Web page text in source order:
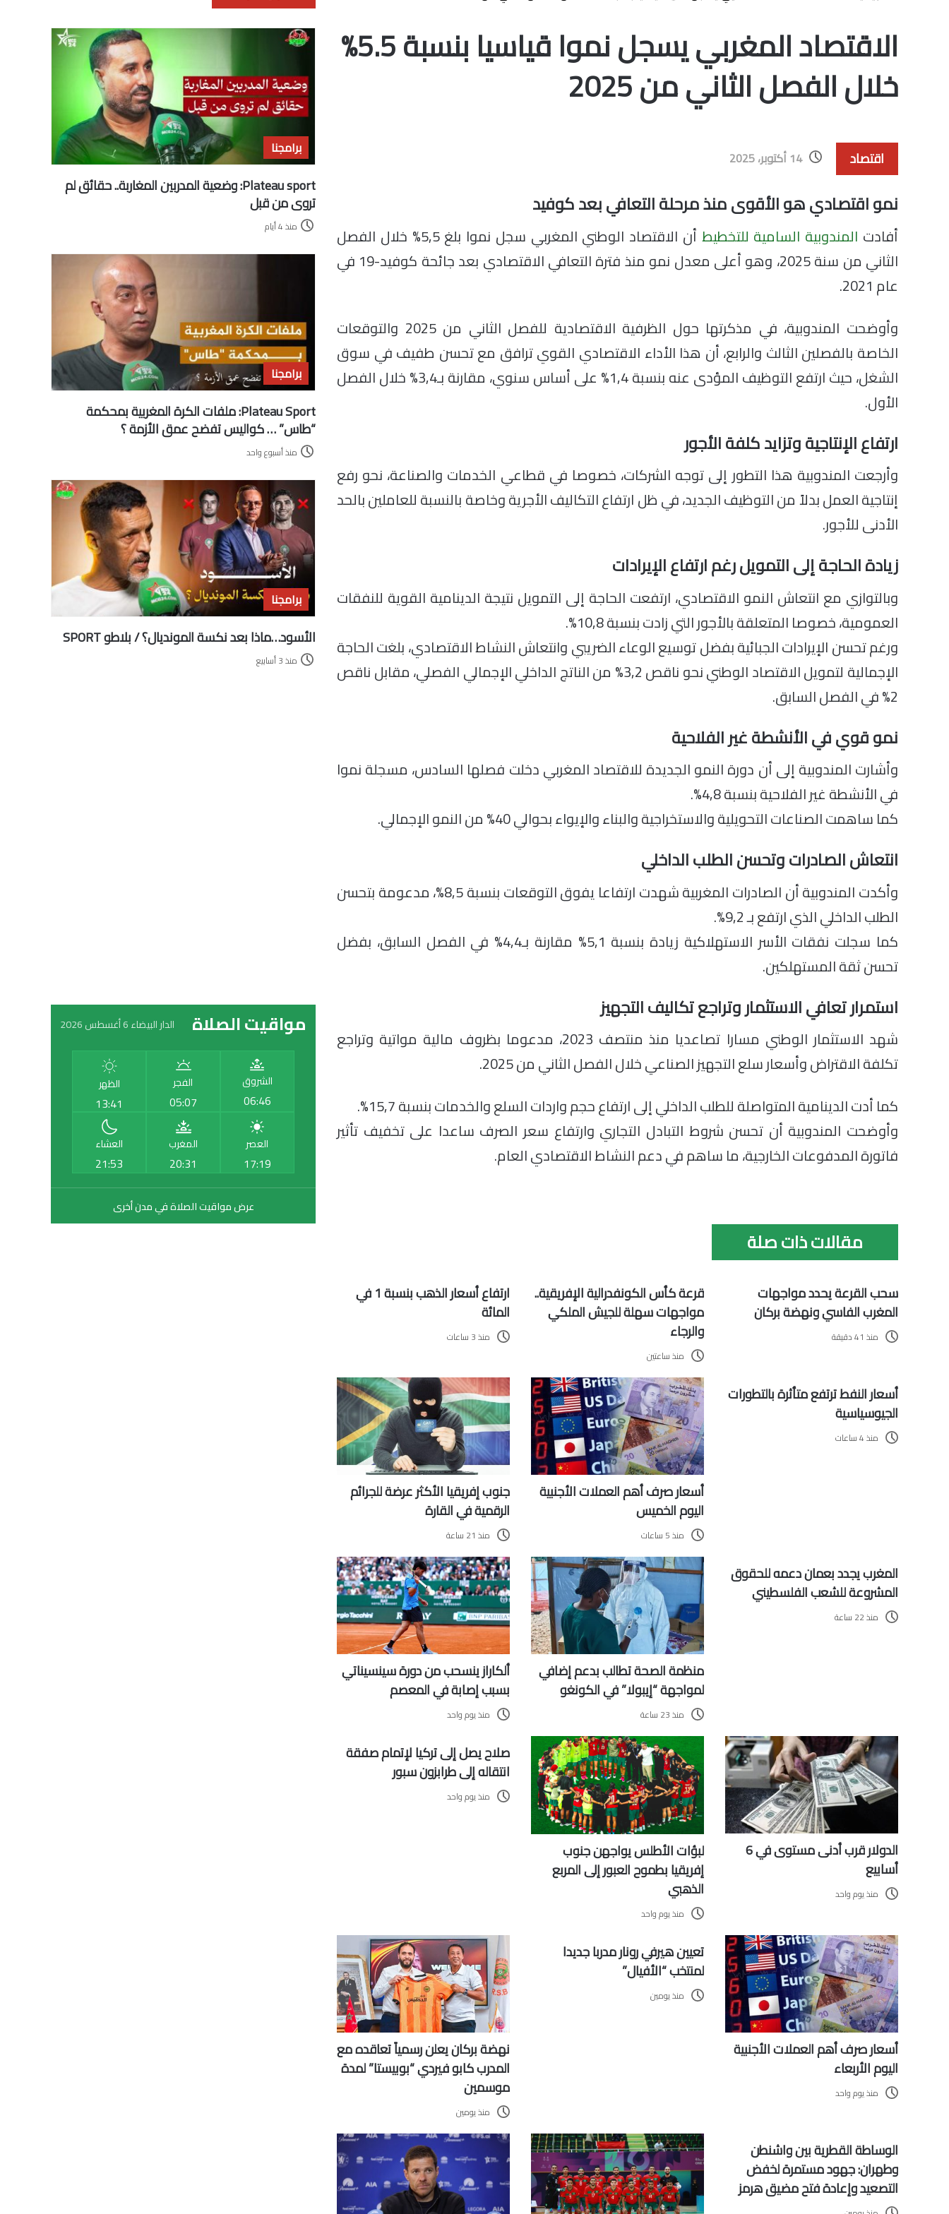
الاقتصاد المغربي يسجل نموا قياسيا بنسبة 5.5%
خلال الفصل الثاني من 2025
اقتصاد 14 أكتوبر، 2025
نمو اقتصادي هو الأقوى منذ مرحلة التعافي بعد كوفيد
أفادت المندوبية السامية للتخطيط
أن الاقتصاد الوطني المغربي سجل نموا بلغ 5,5% خلال الفصل
الثاني من سنة 2025، وهو أعلى معدل نمو منذ فترة التعافي الاقتصادي بعد جائحة كوفيد-19 في
عام 2021.
وأوضحت المندوبية، في مذكرتها حول الظرفية الاقتصادية للفصل الثاني من 2025 والتوقعات
الخاصة بالفصلين الثالث والرابع، أن هذا الأداء الاقتصادي القوي ترافق مع تحسن طفيف في سوق
الشغل، حيث ارتفع التوظيف المؤدى عنه بنسبة 1,4% على أساس سنوي، مقارنة بـ3,4% خلال الفصل
الأول.
ارتفاع الإنتاجية وتزايد كلفة الأجور
وأرجعت المندوبية هذا التطور إلى توجه الشركات، خصوصا في قطاعي الخدمات والصناعة، نحو رفع
إنتاجية العمل بدلاً من التوظيف الجديد، في ظل ارتفاع التكاليف الأجرية وخاصة بالنسبة للعاملين بالحد
الأدنى للأجور.
زيادة الحاجة إلى التمويل رغم ارتفاع الإيرادات
وبالتوازي مع انتعاش النمو الاقتصادي، ارتفعت الحاجة إلى التمويل نتيجة الدينامية القوية للنفقات
العمومية، خصوصا المتعلقة بالأجور التي زادت بنسبة 10,8%.
ورغم تحسن الإيرادات الجبائية بفضل توسيع الوعاء الضريبي وانتعاش النشاط الاقتصادي، بلغت الحاجة
الإجمالية لتمويل الاقتصاد الوطني نحو ناقص 3,2% من الناتج الداخلي الإجمالي الفصلي، مقابل ناقص
2% في الفصل السابق.
نمو قوي في الأنشطة غير الفلاحية
وأشارت المندوبية إلى أن دورة النمو الجديدة للاقتصاد المغربي دخلت فصلها السادس، مسجلة نموا
في الأنشطة غير الفلاحية بنسبة 4,8%.
كما ساهمت الصناعات التحويلية والاستخراجية والبناء والإيواء بحوالي 40% من النمو الإجمالي.
انتعاش الصادرات وتحسن الطلب الداخلي
وأكدت المندوبية أن الصادرات المغربية شهدت ارتفاعا يفوق التوقعات بنسبة 8,5%، مدعومة بتحسن
الطلب الداخلي الذي ارتفع بـ 9,2%.
كما سجلت نفقات الأسر الاستهلاكية زيادة بنسبة 5,1% مقارنة بـ4,4% في الفصل السابق، بفضل
تحسن ثقة المستهلكين.
استمرار تعافي الاستثمار وتراجع تكاليف التجهيز
شهد الاستثمار الوطني مسارا تصاعديا منذ منتصف 2023، مدعوما بظروف مالية مواتية وتراجع
تكلفة الاقتراض وأسعار سلع التجهيز الصناعي خلال الفصل الثاني من 2025.
كما أدت الدينامية المتواصلة للطلب الداخلي إلى ارتفاع حجم واردات السلع والخدمات بنسبة 15,7%.
وأوضحت المندوبية أن تحسن شروط التبادل التجاري وارتفاع سعر الصرف ساعدا على تخفيف تأثير
فاتورة المدفوعات الخارجية، ما ساهم في دعم النشاط الاقتصادي العام.
مقالات ذات صلة
سحب القرعة يحدد مواجهات
المغرب الفاسي ونهضة بركان
منذ 41 دقيقة
قرعة كأس الكونفدرالية الإفريقية..
مواجهات سهلة للجيش الملكي
والرجاء
منذ ساعتين
ارتفاع أسعار الذهب بنسبة 1 في
المائة
منذ 3 ساعات
أسعار النفط ترتفع متأثرة بالتطورات
الجيوسياسية
منذ 4 ساعات
أسعار صرف أهم العملات الأجنبية
اليوم الخميس
منذ 5 ساعات
جنوب إفريقيا الأكثر عرضة للجرائم
الرقمية في القارة
منذ 21 ساعة
المغرب يجدد بعمان دعمه للحقوق
المشروعة للشعب الفلسطيني
منذ 22 ساعة
منظمة الصحة تطالب بدعم إضافي
لمواجهة “إيبولا” في الكونغو
منذ 23 ساعة
ألكاراز ينسحب من دورة سينسيناتي
بسبب إصابة في المعصم
منذ يوم واحد
الدولار قرب أدنى مستوى في 6
أسابيع
منذ يوم واحد
لبؤات الأطلس يواجهن جنوب
إفريقيا بطموح العبور إلى المربع
الذهبي
منذ يوم واحد
صلاح يصل إلى تركيا لإتمام صفقة
انتقاله إلى طرابزون سبور
منذ يوم واحد
أسعار صرف أهم العملات الأجنبية
اليوم الأربعاء
منذ يوم واحد
تعيين هيرفي رونار مدربا جديدا
لمنتخب “الأفيال”
منذ يومين
نهضة بركان يعلن رسمياً تعاقده مع
المدرب كابو فيردي “بوبيستا” لمدة
موسمين
منذ يومين
الوساطة القطرية بين واشنطن
وطهران: جهود مستمرة لخفض
التصعيد وإعادة فتح مضيق هرمز
برامجنا
Plateau sport: وضعية المدربين المغاربة.. حقائق لم
تروى من قبل
منذ 4 أيام
برامجنا
Plateau Sport: ملفات الكرة المغربية بمحكمة
“طاس” … كواليس تفضح عمق الأزمة ؟
منذ أسبوع واحد
برامجنا
الأسود…ماذا بعد نكسة المونديال؟ / بلاطو SPORT
منذ 3 أسابيع